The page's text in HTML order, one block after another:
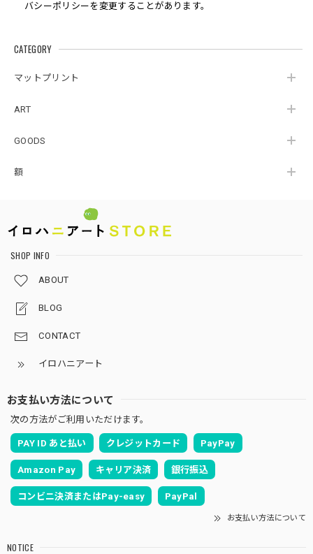
バシーポリシーを変更することがあります。
CATEGORY
マットプリント
ART
GOODS
額
SHOP INFO
ABOUT
BLOG
CONTACT
イロハニアート
お支払い方法について
次の方法がご利用いただけます。
PAY ID あと払い クレジットカード PayPay
Amazon Pay キャリア決済 銀行振込
コンビニ決済またはPay-easy PayPal
お支払い方法について
NOTICE